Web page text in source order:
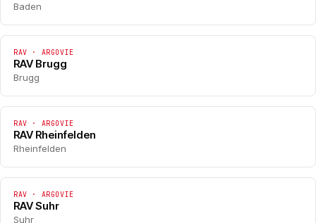
Baden
RAV · ARGOVIE
RAV Brugg
Brugg
RAV · ARGOVIE
RAV Rheinfelden
Rheinfelden
RAV · ARGOVIE
RAV Suhr
Suhr